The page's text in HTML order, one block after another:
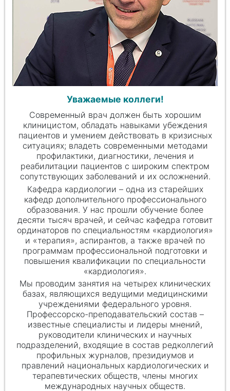
Уважаемые коллеги!
Современный врач должен быть хорошим
клиницистом, обладать навыками убеждения
пациентов и умением действовать в кризисных
ситуациях; владеть современными методами
профилактики, диагностики, лечения и
реабилитации пациентов с широким спектром
сопутствующих заболеваний и их осложнений.
Кафедра кардиологии – одна из старейших
кафедр дополнительного профессионального
образования. У нас прошли обучение более
десяти тысяч врачей, и сейчас кафедра готовит
ординаторов по специальностям «кардиология»
и «терапия», аспирантов, а также врачей по
программам профессиональной подготовки и
повышения квалификации по специальности
«кардиология».
Мы проводим занятия на четырех клинических
базах, являющихся ведущими медицинскими
учреждениями федерального уровня.
Профессорско-преподавательский состав –
известные специалисты и лидеры мнений,
руководители клинических и научных
подразделений, входящие в состав редколлегий
профильных журналов, президиумов и
правлений национальных кардиологических и
терапевтических обществ, члены многих
международных научных обществ.